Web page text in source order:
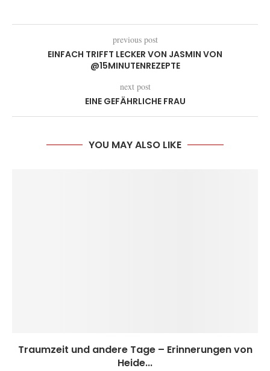
previous post
EINFACH TRIFFT LECKER VON JASMIN VON
@15MINUTENREZEPTE
next post
EINE GEFÄHRLICHE FRAU
YOU MAY ALSO LIKE
Traumzeit und andere Tage – Erinnerungen von
Heide...